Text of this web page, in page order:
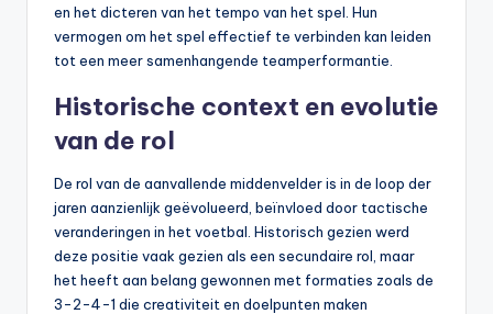
en het dicteren van het tempo van het spel. Hun
vermogen om het spel effectief te verbinden kan leiden
tot een meer samenhangende teamperformantie.
Historische context en evolutie
van de rol
De rol van de aanvallende middenvelder is in de loop der
jaren aanzienlijk geëvolueerd, beïnvloed door tactische
veranderingen in het voetbal. Historisch gezien werd
deze positie vaak gezien als een secundaire rol, maar
het heeft aan belang gewonnen met formaties zoals de
3-2-4-1 die creativiteit en doelpunten maken